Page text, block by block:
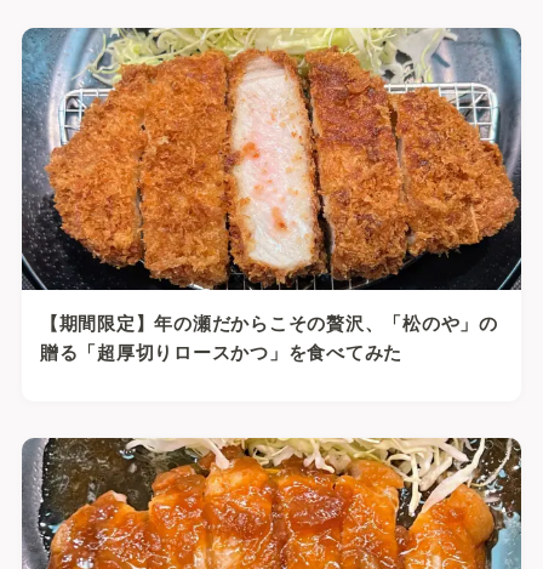
【期間限定】年の瀬だからこその贅沢、「松のや」の
贈る「超厚切りロースかつ」を食べてみた